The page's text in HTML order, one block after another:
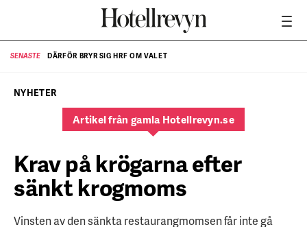
SENASTE DÄRFÖR BRYR SIG HRF OM VALET
NYHETER
Artikel från gamla Hotellrevyn.se
Krav på krögarna efter
sänkt krogmoms
Vinsten av den sänkta restaurangmomsen får inte gå